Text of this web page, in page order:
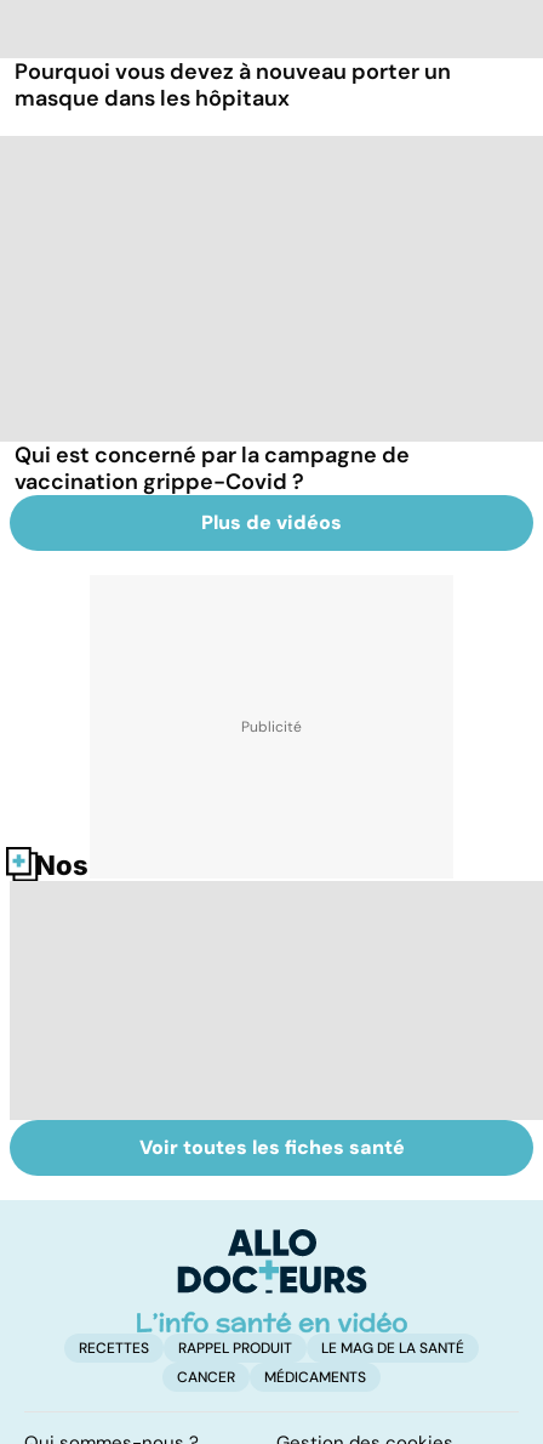
Pourquoi vous devez à nouveau porter un
masque dans les hôpitaux
Qui est concerné par la campagne de
vaccination grippe-Covid ?
Plus de vidéos
Nos fiches santé
Tout savoir sur
les infections
Covid-19 : tout
savoir sur la
Voir toutes les fiches santé
RECETTES RAPPEL PRODUIT
LE MAG DE LA SANTÉ
CANCER
MÉDICAMENTS